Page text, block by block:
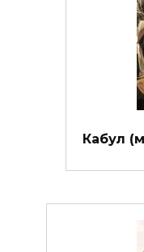
Кабул